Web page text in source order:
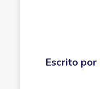
Escrito por